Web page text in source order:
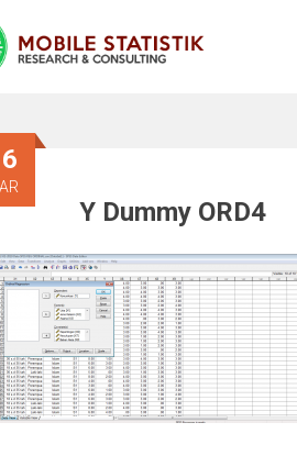
Y Dummy ORD4